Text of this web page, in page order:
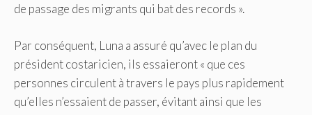
de passage des migrants qui bat des records ».
Par conséquent, Luna a assuré qu’avec le plan du
président costaricien, ils essaieront « que ces
personnes circulent à travers le pays plus rapidement
qu’elles n’essaient de passer, évitant ainsi que les